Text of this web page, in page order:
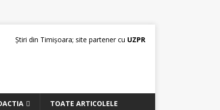
Știri din Timișoara; site partener cu UZPR
TOATE ARTICOLELE